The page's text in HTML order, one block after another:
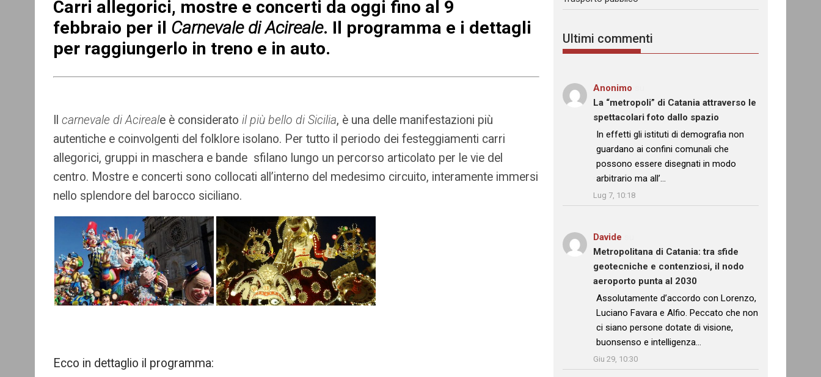
Carri allegorici, mostre e concerti da oggi fino al 9
febbraio per il Carnevale di Acireale. Il programma e i dettagli
per raggiungerlo in treno e in auto.
carnevale di Acireale è considerato il più bello di Sicilia, è una delle manifestazioni più
autentiche e coinvolgenti del folklore isolano. Per tutto il periodo dei festeggiamenti carri
allegorici, gruppi in maschera e bande sfilano lungo un percorso articolato per le vie del
centro. Mostre e concerti sono collocati all’interno del medesimo circuito, interamente immersi
nello splendore del barocco siciliano.
Ecco in dettaglio il programma:
Ultimi commenti
Anonimo
La “metropoli” di Catania attraverso le
spettacolari foto dallo spazio
: “
In effetti gli istituti di demografia non
guardano ai confini comunali che
possono essere disegnati in modo
arbitrario ma all’…
Lug 7, 10:18
Davide
Metropolitana di Catania: tra sfide
geotecniche e contenziosi, il nodo
aeroporto punta al 2030
: “
Assolutamente d’accordo con Lorenzo,
Luciano Favara e Alfio. Peccato che non
ci siano persone dotate di visione,
buonsenso e intelligenza…
Giu 29, 10:30